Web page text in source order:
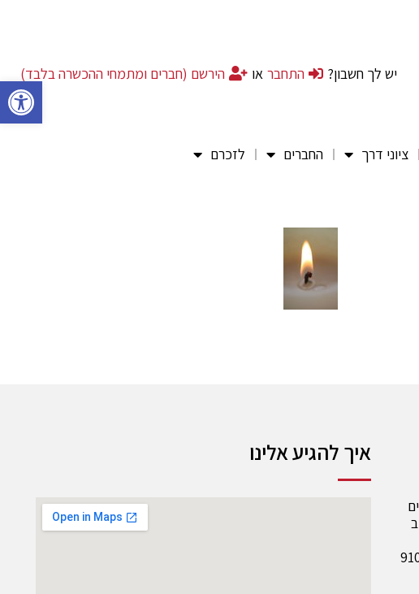
פתח יש לך חשבון? התחבר או הירשם (חברים ומתמחי ההכשרה בלבד)
ציוני דרך החברים לזכרם
איך להגיע אלינו